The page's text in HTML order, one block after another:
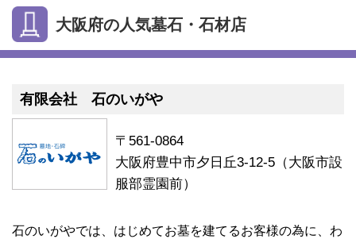
大阪府の人気墓石・石材店
有限会社 石のいがや
〒561-0864
大阪府豊中市夕日丘3-12-5（大阪市設
服部霊園前）
石のいがやでは、はじめてお墓を建てるお客様の為に、わ